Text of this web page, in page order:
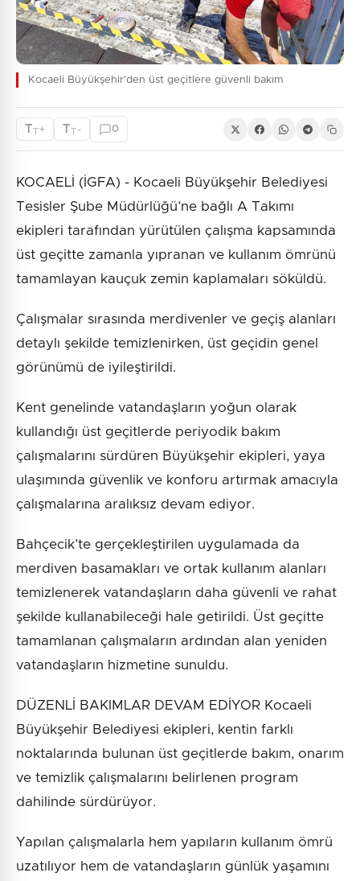
Kocaeli Büyükşehir'den üst geçitlere güvenli bakım
TT+ TT - 0
KOCAELİ (İGFA) - Kocaeli Büyükşehir Belediyesi
Tesisler Şube Müdürlüğü’ne bağlı A Takımı
ekipleri tarafından yürütülen çalışma kapsamında
üst geçitte zamanla yıpranan ve kullanım ömrünü
tamamlayan kauçuk zemin kaplamaları söküldü.
Çalışmalar sırasında merdivenler ve geçiş alanları
detaylı şekilde temizlenirken, üst geçidin genel
görünümü de iyileştirildi.
Kent genelinde vatandaşların yoğun olarak
kullandığı üst geçitlerde periyodik bakım
çalışmalarını sürdüren Büyükşehir ekipleri, yaya
ulaşımında güvenlik ve konforu artırmak amacıyla
çalışmalarına aralıksız devam ediyor.
Bahçecik’te gerçekleştirilen uygulamada da
merdiven basamakları ve ortak kullanım alanları
temizlenerek vatandaşların daha güvenli ve rahat
şekilde kullanabileceği hale getirildi. Üst geçitte
tamamlanan çalışmaların ardından alan yeniden
vatandaşların hizmetine sunuldu.
DÜZENLİ BAKIMLAR DEVAM EDİYOR Kocaeli
Büyükşehir Belediyesi ekipleri, kentin farklı
noktalarında bulunan üst geçitlerde bakım, onarım
ve temizlik çalışmalarını belirlenen program
dahilinde sürdürüyor.
Yapılan çalışmalarla hem yapıların kullanım ömrü
uzatılıyor hem de vatandaşların günlük yaşamını